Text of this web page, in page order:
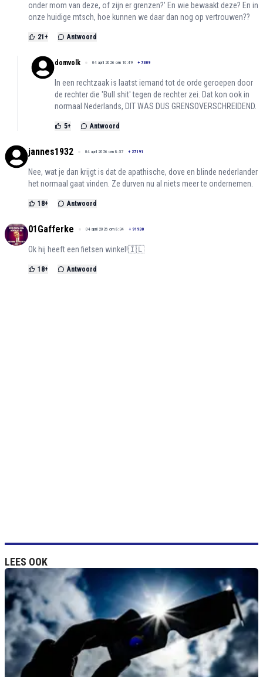
onder mom van deze, of zijn er grenzen?' En wie bewaakt deze? En in
onze huidige mtsch, hoe kunnen we daar dan nog op vertrouwen??
21 + Antwoord
domvolk 04 april 2026 om 10:49 + 7309
In een rechtzaak is laatst iemand tot de orde geroepen door
de rechter die 'Bull shit' tegen de rechter zei. Dat kon ook in
normaal Nederlands, DIT WAS DUS GRENSOVERSCHREIDEND.
5+ Antwoord
jannes1932 04 april 2026 om 8:37 + 27191
Nee, wat je dan krijgt is dat de apathische, dove en blinde nederlander
het normaal gaat vinden. Ze durven nu al niets meer te ondernemen.
18+ Antwoord
01Gafferke 04 april 2026 om 8:34 + 91930
Ok hij heeft een fietsen winkel!🇮🇱
18+ Antwoord
LEES OOK